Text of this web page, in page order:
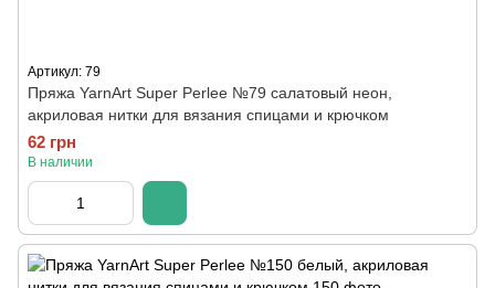
Артикул: 79
Пряжа YarnArt Super Perlee №79 салатовый неон,
акриловая нитки для вязания спицами и крючком
62 грн
В наличии